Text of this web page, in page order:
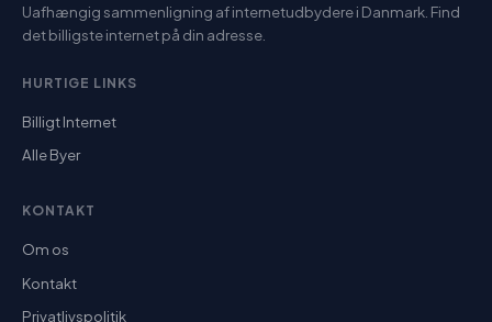
Uafhængig sammenligning af internetudbydere i Danmark. Find
det billigste internet på din adresse.
HURTIGE LINKS
Billigt Internet
Alle Byer
KONTAKT
Om os
Kontakt
Privatlivspolitik